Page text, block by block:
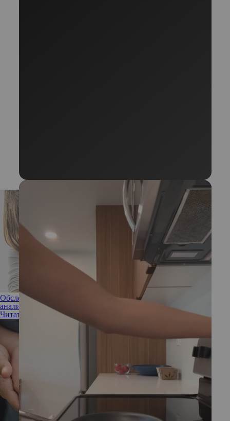
Обследование после поздних родов: что проверить и какие
анализы сдать, чтобы стало легче
Читать полностью